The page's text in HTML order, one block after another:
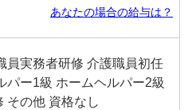
あなたの場合の給与は？
員実務者研修 介護職員初任
パー1級 ホームヘルパー2級
その他 資格なし